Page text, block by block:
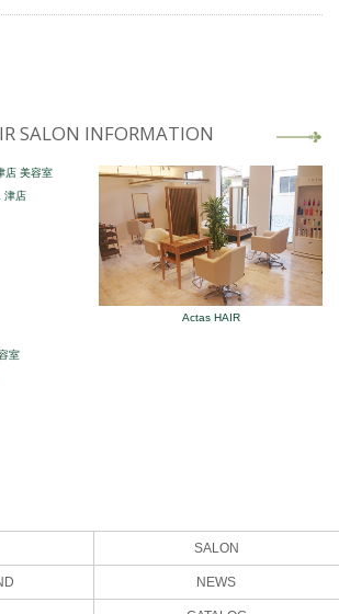
SALON INFORMATION
津店
Actas HAIR
SALON
NEWS